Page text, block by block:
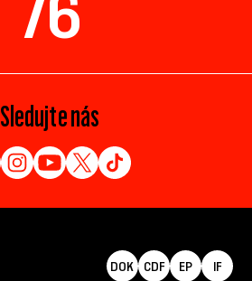
76
Sledujte nás
DOK CDF EP IF